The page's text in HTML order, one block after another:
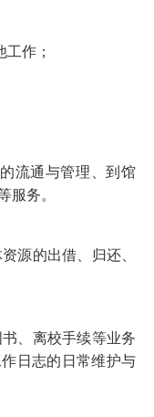
工作；
流通与管理、到馆
服务。
源的出借、归还、
、离校手续等业务
日志的日常维护与